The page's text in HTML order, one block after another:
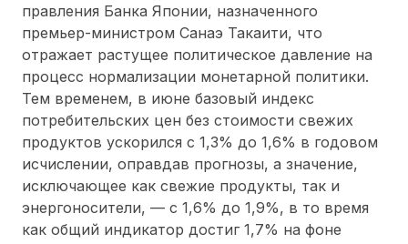
правления Банка Японии, назначенного
премьер-министром Санаэ Такаити, что
отражает растущее политическое давление на
процесс нормализации монетарной политики.
Тем временем, в июне базовый индекс
потребительских цен без стоимости свежих
продуктов ускорился с 1,3% до 1,6% в годовом
исчислении, оправдав прогнозы, а значение,
исключающее как свежие продукты, так и
энергоносители, — с 1,6% до 1,9%, в то время
как общий индикатор достиг 1,7% на фоне